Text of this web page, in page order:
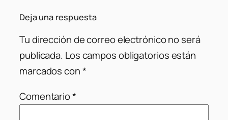
Deja una respuesta
Tu dirección de correo electrónico no será
publicada. Los campos obligatorios están
marcados con*
Comentario*